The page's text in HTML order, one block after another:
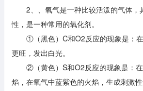
2、、氧气是一种比较活泼的气体，
性，是一种常用的氧化剂。
①（黑色）C和O2反应的现象是：在
更旺，发出白光。
②（黄色）S和O2反应的现象是：在
焰，在氧气中蓝紫色的火焰，生成刺激性